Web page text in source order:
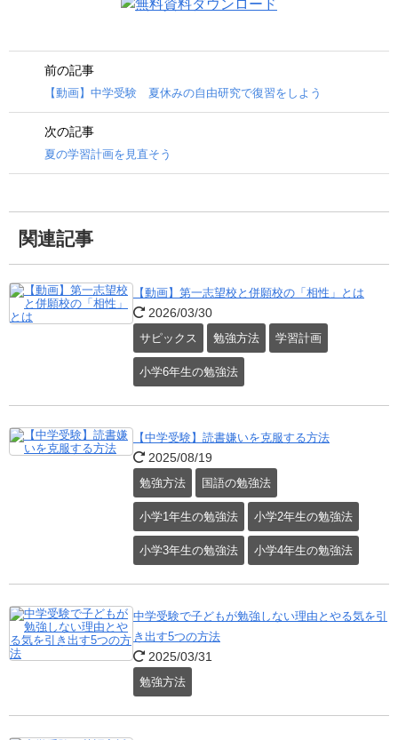
前の記事
【動画】中学受験 夏休みの自由研究で復習をしよう
次の記事
夏の学習計画を見直そう
関連記事
【動画】第一志望校と併願校の「相性」とは
2026/03/30
サピックス 勉強方法 学習計画
小学6年生の勉強法
【中学受験】読書嫌いを克服する方法
2025/08/19
勉強方法 国語の勉強法
小学1年生の勉強法 小学2年生の勉強法
小学3年生の勉強法 小学4年生の勉強法
中学受験で子どもが勉強しない理由とやる気を引
き出す5つの方法
2025/03/31
勉強方法